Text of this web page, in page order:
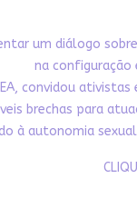
um diálogo
na
convidou
brechas para
à autonomia